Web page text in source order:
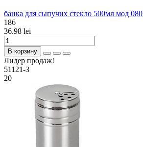
банка для сыпучих стекло 500мл мод
186
36.98 lei
В корзину
Лидер продаж!
51121-3
20